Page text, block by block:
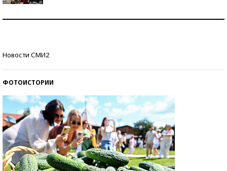
Новости СМИ2
ФОТОИСТОРИИ